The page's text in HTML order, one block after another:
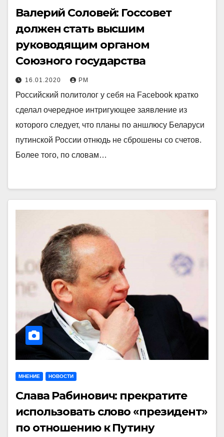
Валерий Соловей: Госсовет
должен стать высшим
руководящим органом
Союзного государства
16.01.2020 РМ
Российский политолог у себя на Facebook кратко
сделал очередное интригующее заявление из
которого следует, что планы по аншлюсу Беларуси
путинской России отнюдь не сброшены со счетов.
Более того, по словам…
МНЕНИЕ НОВОСТИ
Слава Рабинович: прекратите
использовать слово «президент»
по отношению к Путину